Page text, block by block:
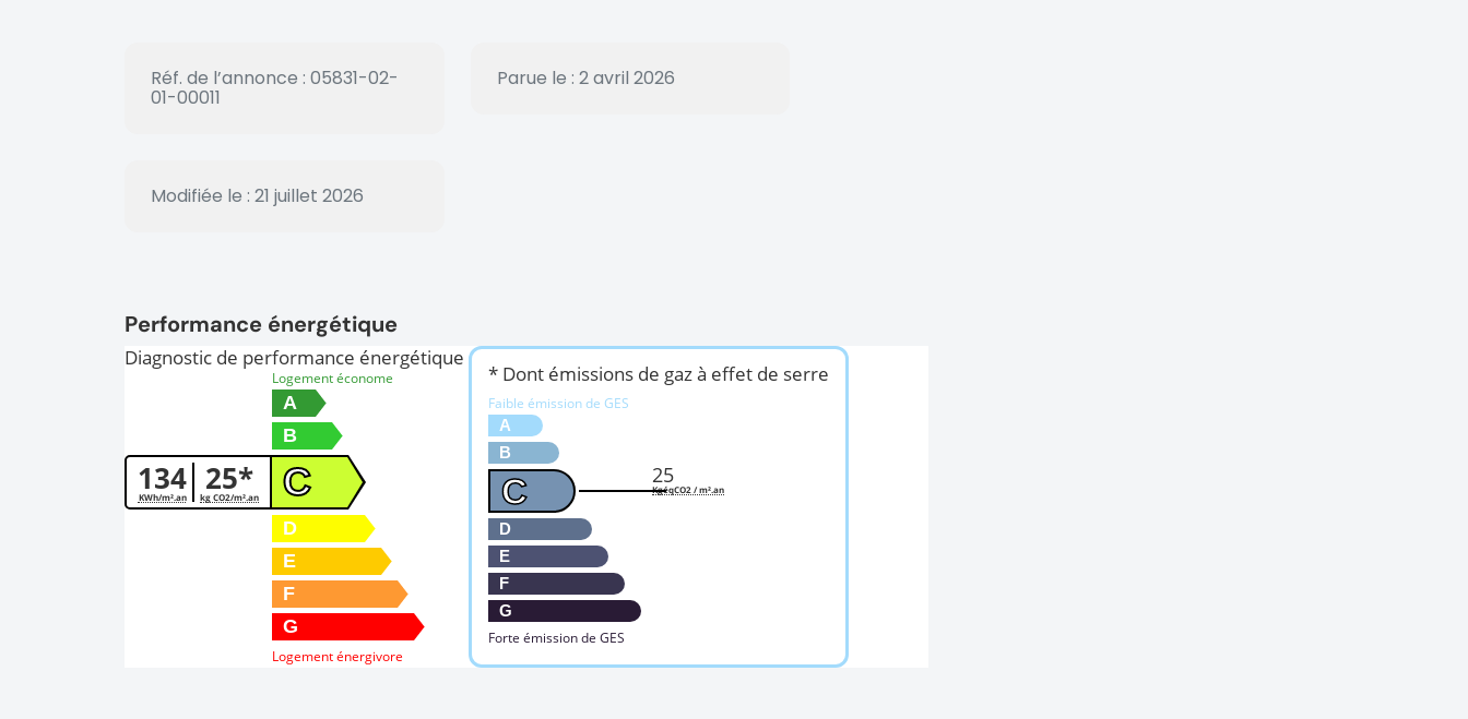
Réf. de l’annonce : 05831-02-
01-00011
Parue le : 2 avril 2026
Modifiée le : 21 juillet 2026
Performance énergétique
Diagnostic de performance énergétique
134
KWh/m².an 25*
kg CO2/m².an
Logement économe
A
B
C
D
E
F
G
Logement énergivore
* Dont émissions de gaz à effet de serre
Faible émission de GES
A
B
C
D
E
F
G
Forte émission de GES
25
KgéqCO2 / m².an